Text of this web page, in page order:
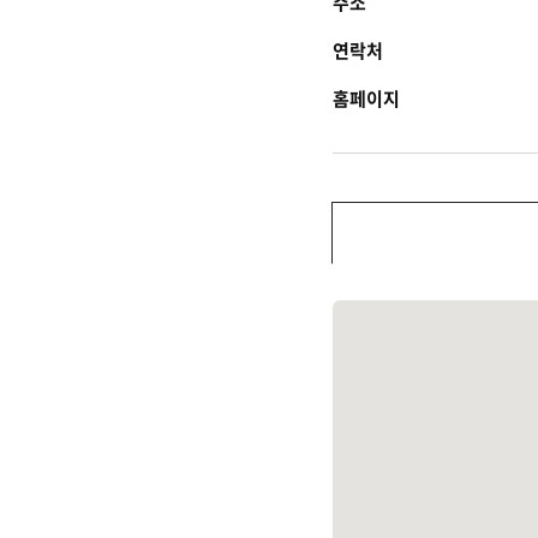
연락처
홈페이지